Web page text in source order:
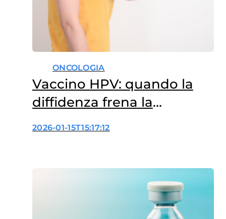
umano è l’indagine “Tumori
HPV-correlati…
ONCOLOGIA
Vaccino HPV: quando la
diffidenza frena la
prevenzione
2026-01-15T15:17:12